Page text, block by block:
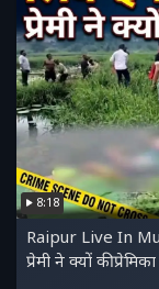
8:18
Raipur Live In
प्रेमी ने क्यों की